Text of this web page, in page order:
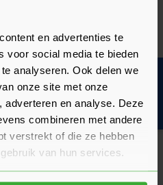
en advertenties te
voor social media te bieden
analyseren. Ook delen we
onze site met onze
adverteren en analyse. Deze
combineren met andere
verstrekt of die ze hebben
van hun services.
snel verder kunt.
onze experts we helpen je
aan te vragen?